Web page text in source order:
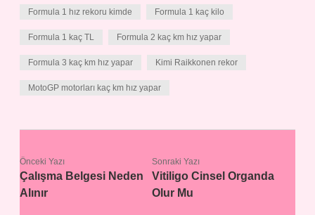
Formula 1 hız rekoru kimde Formula 1 kaç kilo
Formula 1 kaç TL Formula 2 kaç km hız yapar
Formula 3 kaç km hız yapar Kimi Raikkonen rekor
MotoGP motorları kaç km hız yapar
Önceki Yazı
Çalışma Belgesi Neden
Alınır
Sonraki Yazı
Vitiligo Cinsel Organda
Olur Mu